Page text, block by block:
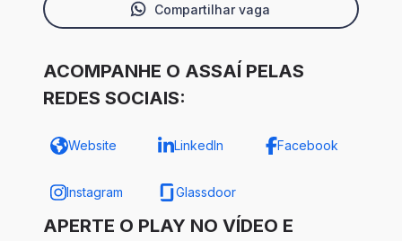
Compartilhar vaga
ACOMPANHE O ASSAÍ PELAS
REDES SOCIAIS:
Website LinkedIn Facebook
Instagram Glassdoor
APERTE O PLAY NO VÍDEO E